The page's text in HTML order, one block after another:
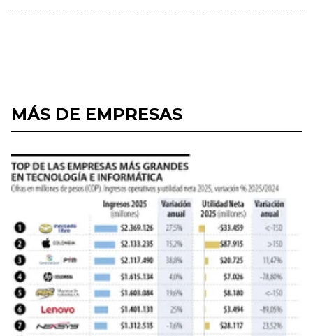
MÁS DE EMPRESAS